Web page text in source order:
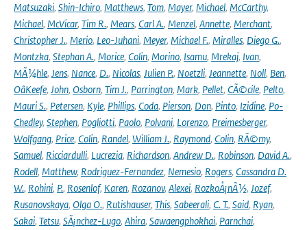
Matsuzaki, Shin-Ichiro, Matthews, Tom, Mayer, Michael, McCarthy,
Michael, McVicar, Tim R., Mears, Carl A., Menzel, Annette, Merchant,
Christopher J., Merio, Leo-Juhani, Meyer, Michael F., Miralles, Diego G.,
Montzka, Stephan A., Morice, Colin, Morino, Isamu, Mrekaj, Ivan,
MÃ¼hle, Jens, Nance, D., Nicolas, Julien P., Noetzli, Jeannette, Noll, Ben,
OâKeefe, John, Osborn, Tim J., Parrington, Mark, Pellet, CÃ©cile, Pelto,
Mauri S., Petersen, Kyle, Phillips, Coda, Pierson, Don, Pinto, Izidine, Po-
Chedley, Stephen, Pogliotti, Paolo, Polvani, Lorenzo, Preimesberger,
Wolfgang, Price, Colin, Randel, William J., Raymond, Colin, RÃ©my,
Samuel, Ricciardulli, Lucrezia, Richardson, Andrew D., Robinson, David A.,
Rodell, Matthew, Rodriguez-Fernandez, Nemesio, Rogers, Cassandra D.
W., Rohini, P., Rosenlof, Karen, Rozanov, Alexei, RozkoÅ¡nÃ½, Jozef,
Rusanovskaya, Olga O., Rutishauser, This, Sabeerali, C. T., Said, Ryan,
Sakai, Tetsu, SÃ¡nchez-Lugo, Ahira, Sawaengphokhai, Parnchai,